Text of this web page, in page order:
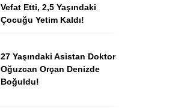
Vefat Etti, 2,5 Yaşındaki
Çocuğu Yetim Kaldı!
27 Yaşındaki Asistan Doktor
Oğuzcan Orçan Denizde
Boğuldu!